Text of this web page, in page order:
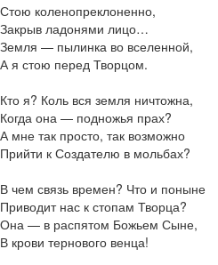
Стою коленопреклоненно,
Закрыв ладонями лицо…
Земля — пылинка во вселенной,
А я стою перед Творцом.
Кто я? Коль вся земля ничтожна,
Когда она — подножья прах?
А мне так просто, так возможно
Прийти к Создателю в мольбах?
В чем связь времен? Что и поныне
Приводит нас к стопам Творца?
Она — в распятом Божьем Сыне,
В крови тернового венца!